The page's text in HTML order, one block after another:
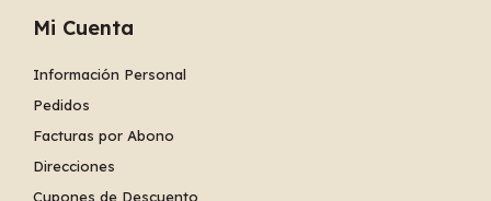
Mi Cuenta
Información Personal
Pedidos
Facturas por Abono
Direcciones
Cupones de Descuento